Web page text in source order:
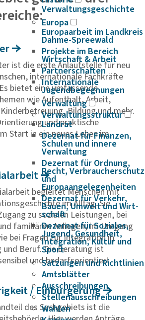
Verwaltungsgeschichte
Europa
Europaarbeit im Landkreis
Dahme-Spreewald
Projekte im Bereich
Wirtschaft & Arbeit
Partnerschaften
Internationale
Jugendbegegnungen
Verwaltung
Verwaltungsstruktur
Landrat
Dezernat für Finanzen,
Schulen und innere
Verwaltung
Dezernat für Ordnung,
Recht, Verbraucherschutz
und
Europaangelegenheiten
Dezernat für Verkehr,
Bauen, Umwelt und Wirt­
schaft
Dezernat für Soziales,
Jugend, Gesundheit,
Integration, Kultur und
Sport
Satzungen und Richtlinien
Amtsblätter
Ausschreibungen
Stellenausschreibungen
Wahlen
ist die erste Anlaufstelle für neu
internationale Fachkräfte
bietet eine umfassende
wie Aufenthalt, Arbeit,
Bildung und mehr.
und praktische
Start in ein neues Leben im
begleitet Menschen mit
im Alltag. Sie
zu sozialen Leistungen, bei
familiären Anliegen, im Umgang
bei Fragen zur Integration in
und Beruf. Die Beratung ist
und bedarfsorientiert.
/ Einbür­ge­rung
des Sachgebiets ist die